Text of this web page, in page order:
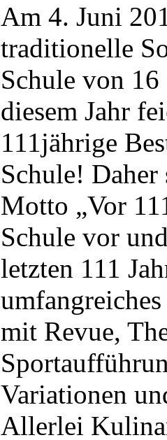
Am 4. Juni
traditionelle
Schule von
diesem Jahr
111jährige
Schule!
Motto „Vor
Schule vor
letzten 111
mit Revue,
Variationen
Allerlei